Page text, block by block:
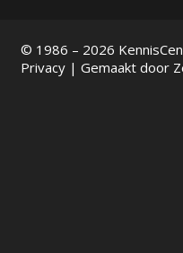
© 1986 – 2026
Privacy| Gemaakt door